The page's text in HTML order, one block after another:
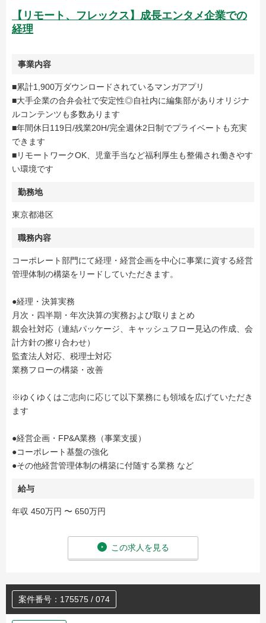
【リモート、フレックス】成長エンタメ企業での
経理
事業内容
■累計1,900万ダウンロードされているマンガアプリ
■大手企業の合弁会社で安定性◎自社内に編集部がありオリジナ
ルコンテンツも多数あります
■年間休日119日/残業20H/完全週休2日制でプライベートも充実
できます
■リモートワークOK、児童手当など福利厚生も整備され働きやす
い環境です
勤務地
東京都港区
職務内容
コーポレート部門にて経理・経営企画を中心に事業に資する経営
管理体制の構築をリードしていただきます。
●経理・決算実務
月次・四半期・年次決算の実務および取りまとめ
親会社対応（連結パッケージ、キャッシュフロー見込の作成、会
計方針の擦り合わせ）
監査法人対応、税理士対応
業務フローの構築・改善
※ゆくゆくはご志向に応じて以下業務にも領域を広げていただき
ます
●経営企画・FP&A業務（事業支援）
●コーポレート基盤の強化
●その他経営管理体制の構築に付随する業務 など
給与
年収 450万円 〜 650万円
この求人を見る
案件番号：175575 / 074